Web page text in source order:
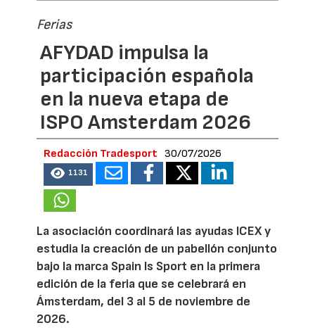
Ferias
AFYDAD impulsa la
participación española
en la nueva etapa de
ISPO Amsterdam 2026
Redacción Tradesport 30/07/2026
1131
La asociación coordinará las ayudas ICEX y
estudia la creación de un pabellón conjunto
bajo la marca Spain Is Sport en la primera
edición de la feria que se celebrará en
Ámsterdam, del 3 al 5 de noviembre de
2026.